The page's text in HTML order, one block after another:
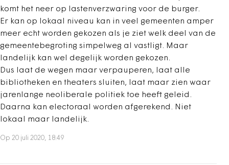
komt het neer op lastenverzwaring voor de burger.
Er kan op lokaal niveau kan in veel gemeenten amper
meer echt worden gekozen als je ziet welk deel van de
gemeentebegroting simpelweg al vastligt. Maar
landelijk kan wel degelijk worden gekozen.
Dus laat de wegen maar verpauperen, laat alle
bibliotheken en theaters sluiten, laat maar zien waar
jarenlange neoliberale politiek toe heeft geleid.
Daarna kan electoraal worden afgerekend. Niet
lokaal maar landelijk.
Op 20 juli 2020, 18:49